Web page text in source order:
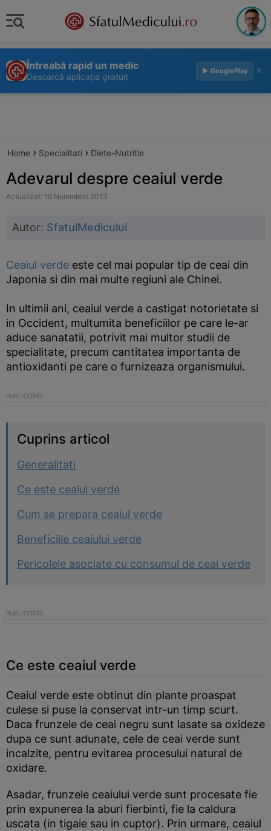
Întreabă rapid un medic
Descarcă aplicația gratuit
▶ GooglePlay ×
Home › Specialitati › Diete-Nutritie
Adevarul despre ceaiul verde
Actualizat: 18 Noiembrie 2013
Autor: SfatulMedicului
Ceaiul verde este cel mai popular tip de ceai din
Japonia si din mai multe regiuni ale Chinei.
In ultimii ani, ceaiul verde a castigat notorietate si
in Occident, multumita beneficiilor pe care le-ar
aduce sanatatii, potrivit mai multor studii de
specialitate, precum cantitatea importanta de
antioxidanti pe care o furnizeaza organismului.
Cuprins articol
Generalitati
Ce este ceaiul verde
Cum se prepara ceaiul verde
Beneficiile ceaiului verde
Pericolele asociate cu consumul de ceai verde
Ce este ceaiul verde
Ceaiul verde este obtinut din plante proaspat
culese si puse la conservat intr-un timp scurt.
Daca frunzele de ceai negru sunt lasate sa oxideze
dupa ce sunt adunate, cele de ceai verde sunt
incalzite, pentru evitarea procesului natural de
oxidare.
Asadar, frunzele ceaiului verde sunt procesate fie
prin expunerea la aburi fierbinti, fie la caldura
uscata (in tigaie sau in cuptor). Prin urmare, ceaiul